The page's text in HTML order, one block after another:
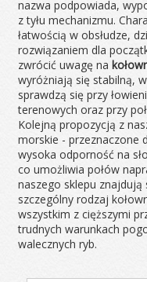
nazwa podpowiada,
z tyłu mechanizmu.
łatwością w obsłudze,
rozwiązaniem dla
zwrócić uwagę na
wyróżniają się stabilną,
sprawdzą się przy
terenowych oraz przy
Kolejną propozycją z
morskie - przeznaczone
wysoka odporność na
co umożliwia połów
naszego sklepu
szczególny rodzaj
wszystkim z cięższymi
trudnych warunkach
walecznych ryb.